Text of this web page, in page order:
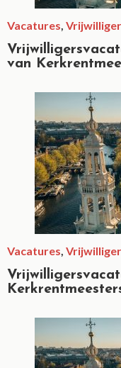
Vacatures,
van
Vacatures,